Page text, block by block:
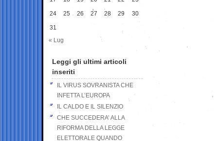
24 25 26 27 28 29 30
31
« Lug
Leggi gli ultimi articoli
inseriti
IL VIRUS SOVRANISTA CHE
INFETTA L’EUROPA
IL CALDO E IL SILENZIO
CHE SUCCEDERA’ ALLA
RIFORMA DELLA LEGGE
ELETTORALE QUANDO